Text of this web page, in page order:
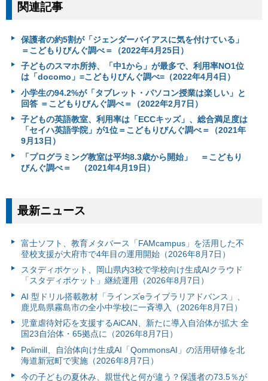
関連記事
保護者の約5割が「ジェンダーバイアスに気を付けている」
＝こどもりびんぐ調べ＝（2022年4月25日）
子どものスマホ所持、「中1から」が最多で、利用率NO1位
は「docomo」=こどもりびんぐ調べ=（2022年4月4日）
小学生の94.2%が「タブレット・パソコン授業は楽しい」と
回答 ＝こどもりびんぐ調べ＝（2022年2月7日）
子どもの英語教室、利用率は「ECCキッズ」、総合満足度は
「セイハ英語学院」が1位＝こどもりびんぐ調べ＝（2021年
9月13日）
「プログラミング教室は平均8.3歳から開始」 ＝こどもり
びんぐ調べ＝ （2021年4月19日）
最新ニュース
富⼠ソフト、教育メタバース「FAMcampus」を活用した不
登校支援が大府市で4年目の運用開始（2026年8月7日）
スタディポケット、岡山県内3校で学校向け生成AIクラウド
「スタディポケット」継続運用（2026年8月7日）
AI 型ドリル搭載教材「ラインズeライブラリアドバンス」、
鹿児島県霧島市の全小中学校に一斉導入（2026年8月7日）
児童虐待対応を支援するAiCAN、新たに導入自治体が拡大 全
国23自治体・65拠点に（2026年8月7日）
Polimill、自治体向け生成AI「QommonsAI」の活用研修を北
海道新冠町で実施（2026年8月7日）
今の子どもの夏休み、親世代と何が違う？保護者の73.5％が